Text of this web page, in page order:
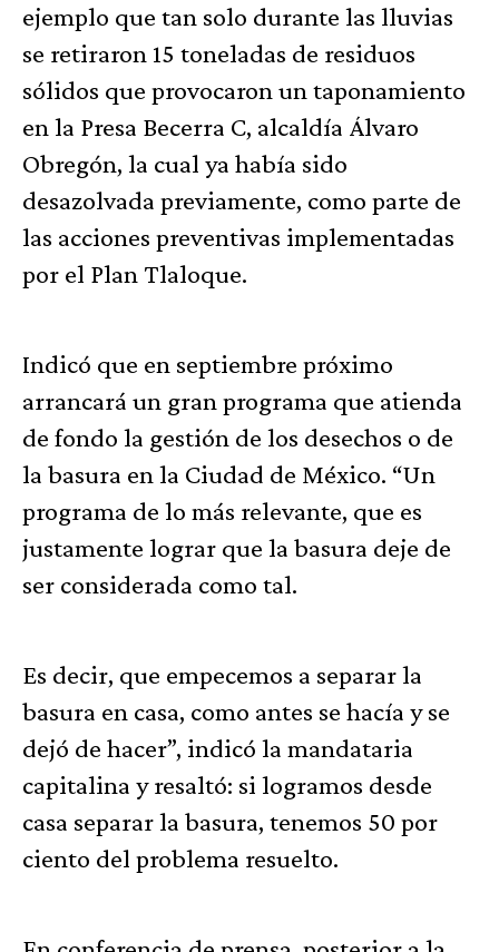
ejemplo que tan solo durante las lluvias
se retiraron 15 toneladas de residuos
sólidos que provocaron un taponamiento
en la Presa Becerra C, alcaldía Álvaro
Obregón, la cual ya había sido
desazolvada previamente, como parte de
las acciones preventivas implementadas
por el Plan Tlaloque.
Indicó que en septiembre próximo
arrancará un gran programa que atienda
de fondo la gestión de los desechos o de
la basura en la Ciudad de México. “Un
programa de lo más relevante, que es
justamente lograr que la basura deje de
ser considerada como tal.
Es decir, que empecemos a separar la
basura en casa, como antes se hacía y se
dejó de hacer”, indicó la mandataria
capitalina y resaltó: si logramos desde
casa separar la basura, tenemos 50 por
ciento del problema resuelto.